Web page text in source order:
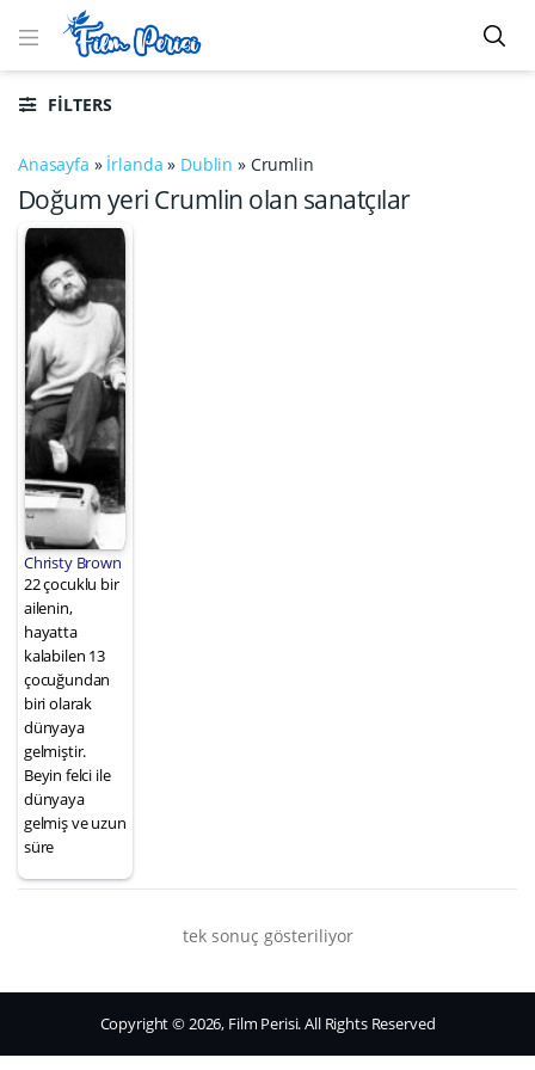
FILTERS
Anasayfa » İrlanda » Dublin » Crumlin
Doğum yeri Crumlin olan sanatçılar
Christy Brown
22 çocuklu bir
ailenin,
hayatta
kalabilen 13
çocuğundan
biri olarak
dünyaya
gelmiştir.
Beyin felci ile
dünyaya
gelmiş ve uzun
süre
tek sonuç gösteriliyor
Copyright © 2026, Film Perisi. All Rights Reserved